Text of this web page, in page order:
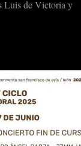
Luis de Victoria y